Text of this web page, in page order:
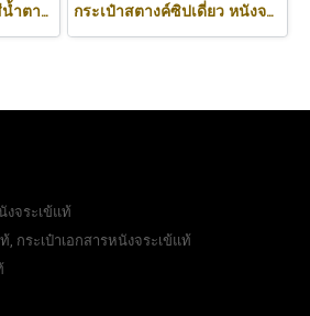
กระเป๋าหนังจระเข้แท้ สีน้ำตาล ส่วนท้อง #CRM472W-BR กระเป๋าสตางค์ซิปเดี่ยว หนังจระเข้แท้ สีดำ ส่วนท้อง #CRW467W-BL
งจระเข้แท้
, กระเป๋าเอกสารหนังจระเข้แท้